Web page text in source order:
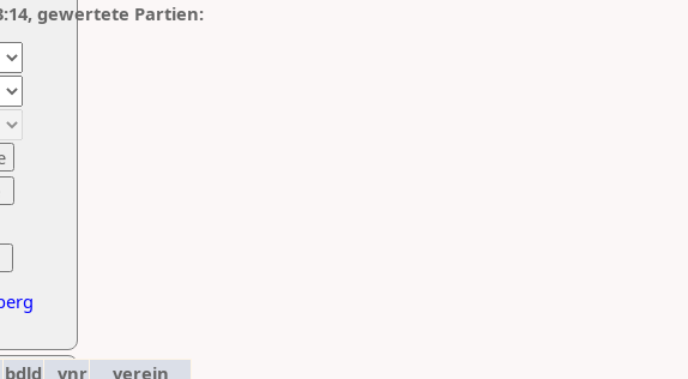
gewertete Partien:
bdld vnr
verein